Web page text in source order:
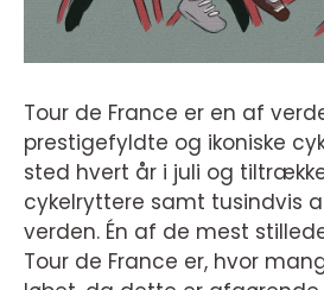
Tour de France er en af
prestigefyldte og ikoniske
sted hvert år i juli og
cykelryttere samt tusindvis
verden. Én af de mest
Tour de France er, hvor